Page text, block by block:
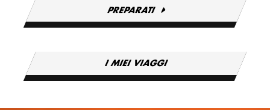
PREPARATI
I MIEI VIAGGI